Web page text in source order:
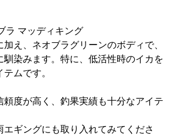
ラ マッディキング
え、ネオブラグリーンのボディで、
馴染みます。特に、低活性時のイカを
ムです。
頼度が高く、釣果実績も十分なアイテ
エギングにも取り入れてみてくださ